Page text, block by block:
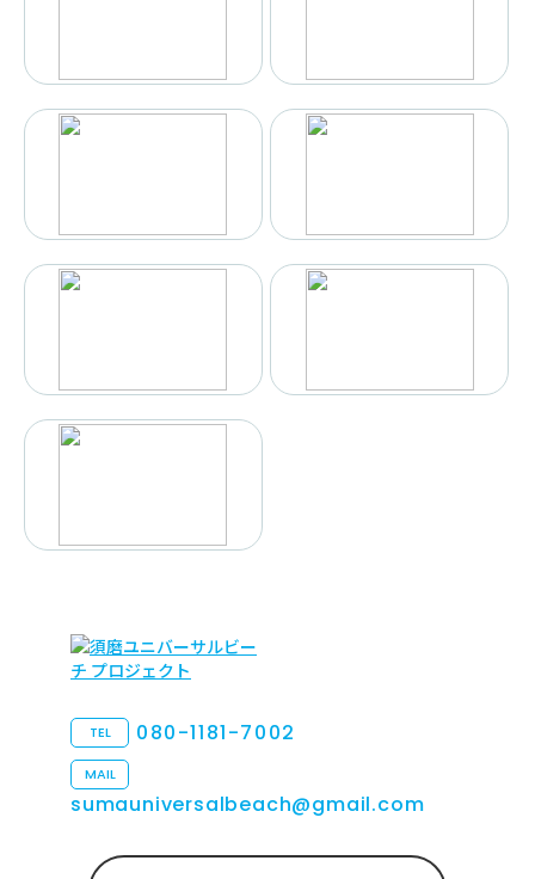
TEL 080-1181-7002
MAIL
sumauniversalbeach@gmail.com